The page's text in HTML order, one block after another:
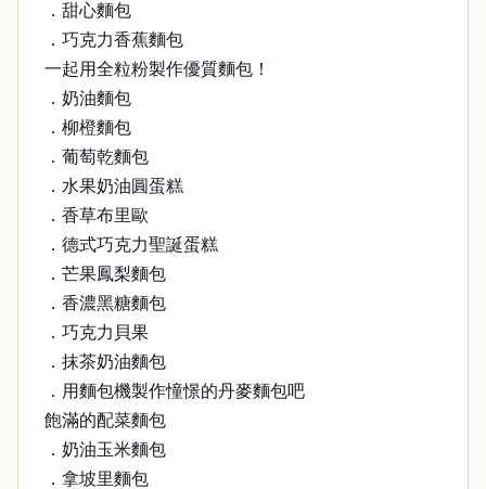
．甜心麵包
．巧克力香蕉麵包
一起用全粒粉製作優質麵包！
．奶油麵包
．柳橙麵包
．葡萄乾麵包
．水果奶油圓蛋糕
．香草布里歐
．德式巧克力聖誕蛋糕
．芒果鳳梨麵包
．香濃黑糖麵包
．巧克力貝果
．抹茶奶油麵包
．用麵包機製作憧憬的丹麥麵包吧
飽滿的配菜麵包
．奶油玉米麵包
．拿坡里麵包